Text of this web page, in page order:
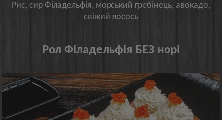
Рис, сир Філадельфія, морський гребінець, авокадо,
свіжий лосось
Рол Філадельфія БЕЗ норі